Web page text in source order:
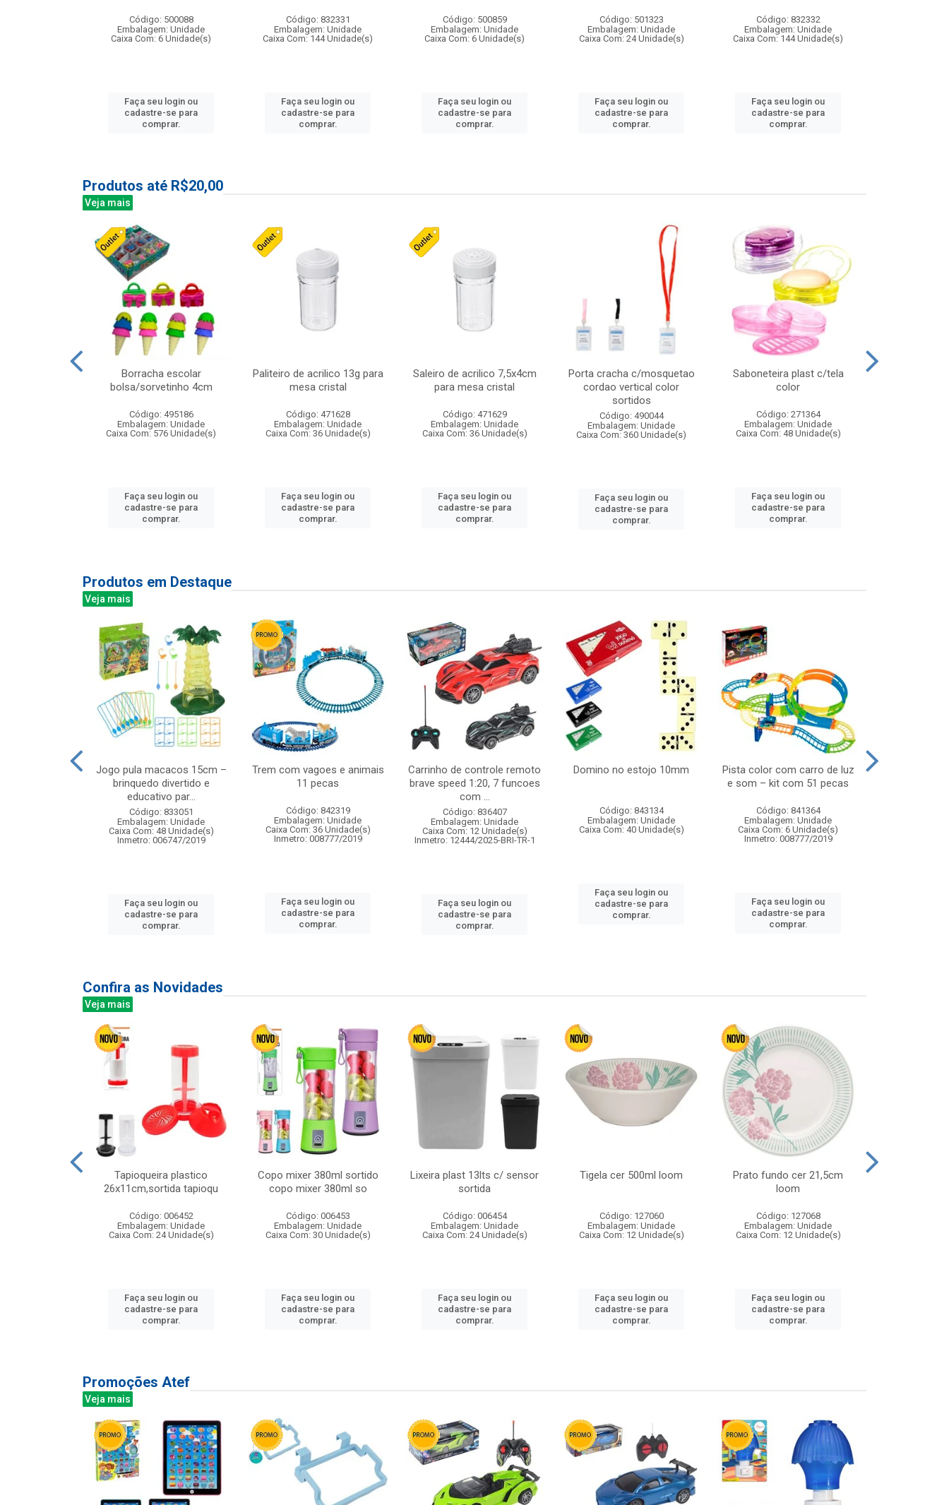
Código: 500088
Embalagem: Unidade
Caixa Com: 6 Unidade(s)
Faça seu login ou
cadastre-se para
comprar.
Código: 832331
Embalagem: Unidade
Caixa Com: 144 Unidade(s)
Faça seu login ou
cadastre-se para
comprar.
Código: 500859
Embalagem: Unidade
Caixa Com: 6 Unidade(s)
Faça seu login ou
cadastre-se para
comprar.
Código: 501323
Embalagem: Unidade
Caixa Com: 24 Unidade(s)
Faça seu login ou
cadastre-se para
comprar.
Código: 832332
Embalagem: Unidade
Caixa Com: 144 Unidade(s)
Faça seu login ou
cadastre-se para
comprar.
Produtos até R$20,00
Veja mais
Borracha escolar
bolsa/sorvetinho 4cm
Código: 495186
Embalagem: Unidade
Caixa Com: 576 Unidade(s)
Faça seu login ou
cadastre-se para
comprar.
Paliteiro de acrilico 13g para
mesa cristal
Código: 471628
Embalagem: Unidade
Caixa Com: 36 Unidade(s)
Faça seu login ou
cadastre-se para
comprar.
Saleiro de acrilico 7,5x4cm
para mesa cristal
Código: 471629
Embalagem: Unidade
Caixa Com: 36 Unidade(s)
Faça seu login ou
cadastre-se para
comprar.
Porta cracha c/mosquetao
cordao vertical color
sortidos
Código: 490044
Embalagem: Unidade
Caixa Com: 360 Unidade(s)
Faça seu login ou
cadastre-se para
comprar.
Saboneteira plast c/tela
color
Código: 271364
Embalagem: Unidade
Caixa Com: 48 Unidade(s)
Faça seu login ou
cadastre-se para
comprar.
Produtos em Destaque
Veja mais
Jogo pula macacos 15cm –
brinquedo divertido e
educativo par...
Código: 833051
Embalagem: Unidade
Caixa Com: 48 Unidade(s)
Inmetro: 006747/2019
Faça seu login ou
cadastre-se para
comprar.
Trem com vagoes e animais
11 pecas
Código: 842319
Embalagem: Unidade
Caixa Com: 36 Unidade(s)
Inmetro: 008777/2019
Faça seu login ou
cadastre-se para
comprar.
Carrinho de controle remoto
brave speed 1:20, 7 funcoes
com ...
Código: 836407
Embalagem: Unidade
Caixa Com: 12 Unidade(s)
Inmetro: 12444/2025-BRI-TR-1
Faça seu login ou
cadastre-se para
comprar.
Domino no estojo 10mm
Código: 843134
Embalagem: Unidade
Caixa Com: 40 Unidade(s)
Faça seu login ou
cadastre-se para
comprar.
Pista color com carro de luz
e som – kit com 51 pecas
Código: 841364
Embalagem: Unidade
Caixa Com: 6 Unidade(s)
Inmetro: 008777/2019
Faça seu login ou
cadastre-se para
comprar.
Confira as Novidades
Veja mais
Tapioqueira plastico
26x11cm,sortida tapioqu
Código: 006452
Embalagem: Unidade
Caixa Com: 24 Unidade(s)
Faça seu login ou
cadastre-se para
comprar.
Copo mixer 380ml sortido
copo mixer 380ml so
Código: 006453
Embalagem: Unidade
Caixa Com: 30 Unidade(s)
Faça seu login ou
cadastre-se para
comprar.
Lixeira plast 13lts c/ sensor
sortida
Código: 006454
Embalagem: Unidade
Caixa Com: 24 Unidade(s)
Faça seu login ou
cadastre-se para
comprar.
Tigela cer 500ml loom
Código: 127060
Embalagem: Unidade
Caixa Com: 12 Unidade(s)
Faça seu login ou
cadastre-se para
comprar.
Prato fundo cer 21,5cm
loom
Código: 127068
Embalagem: Unidade
Caixa Com: 12 Unidade(s)
Faça seu login ou
cadastre-se para
comprar.
Promoções Atef
Veja mais